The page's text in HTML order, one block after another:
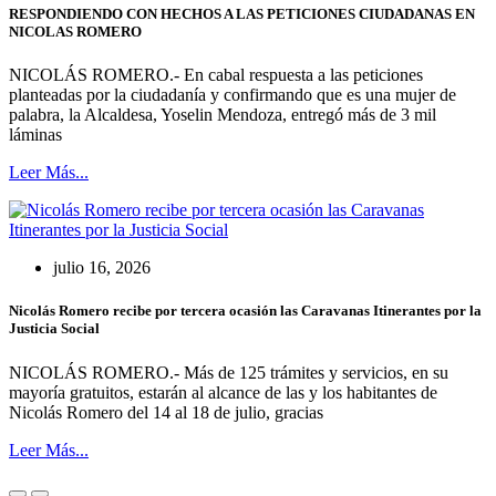
RESPONDIENDO CON HECHOS A LAS PETICIONES CIUDADANAS EN
NICOLAS ROMERO
NICOLÁS ROMERO.- En cabal respuesta a las peticiones
planteadas por la ciudadanía y confirmando que es una mujer de
palabra, la Alcaldesa, Yoselin Mendoza, entregó más de 3 mil
láminas
Leer Más...
julio 16, 2026
Nicolás Romero recibe por tercera ocasión las Caravanas Itinerantes por la
Justicia Social
NICOLÁS ROMERO.- Más de 125 trámites y servicios, en su
mayoría gratuitos, estarán al alcance de las y los habitantes de
Nicolás Romero del 14 al 18 de julio, gracias
Leer Más...